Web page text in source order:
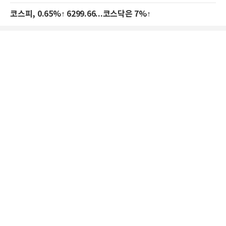
코스피, 0.65%↑ 6299.66...코스닥은 7%↑